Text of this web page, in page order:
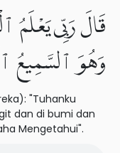
قَالَ رَبِّى
وَهُوَ ٱلسَّمِيعُ
"Tuhanku
dan di bumi dan
Mengetahui".